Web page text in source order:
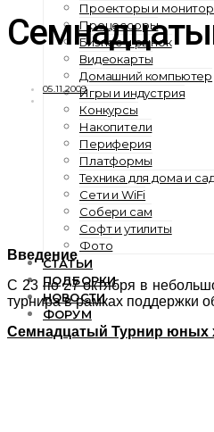
Проекторы и
Процессоры
Бизнес и рынок
Видеокарты
Домашний компьютер
Игры и индустрия
Конкурсы
Накопители
Периферия
Платформы
Техника для дома и
Сети и WiFi
Собери сам
Софт и утилиты
Фото
СТАТЬИ
ПОДБОРКИ
НОВОСТИ
ФОРУМ
05.11.2009
Введение
С 23 по 27 октября в
турнира в рамках поддержки
Семнадцатый Турнир юных